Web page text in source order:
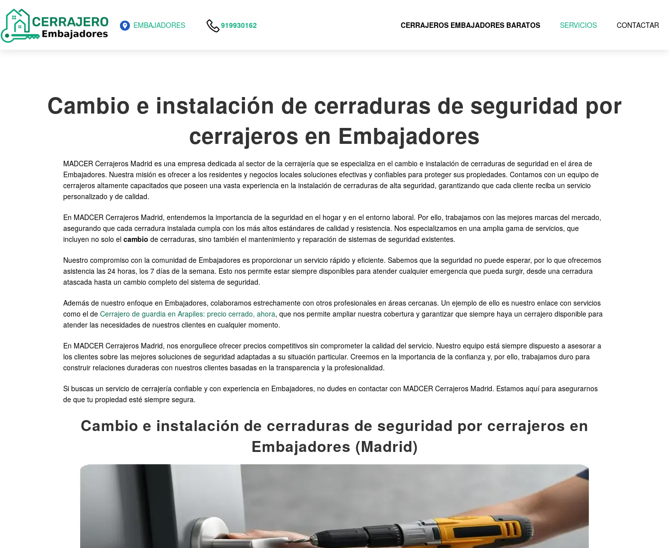
EMBAJADORES 919930162 CERRAJEROS EMBAJADORES BARATOS SERVICIOS CONTACTAR
Cambio e instalación de cerraduras de seguridad por
cerrajeros en Embajadores
MADCER Cerrajeros Madrid es una empresa dedicada al sector de la cerrajería que se especializa en el cambio e instalación de cerraduras de seguridad en el área de
Embajadores. Nuestra misión es ofrecer a los residentes y negocios locales soluciones efectivas y confiables para proteger sus propiedades. Contamos con un equipo de
cerrajeros altamente capacitados que poseen una vasta experiencia en la instalación de cerraduras de alta seguridad, garantizando que cada cliente reciba un servicio
personalizado y de calidad.
En MADCER Cerrajeros Madrid, entendemos la importancia de la seguridad en el hogar y en el entorno laboral. Por ello, trabajamos con las mejores marcas del mercado,
asegurando que cada cerradura instalada cumpla con los más altos estándares de calidad y resistencia. Nos especializamos en una amplia gama de servicios, que
incluyen no solo el cambio de cerraduras, sino también el mantenimiento y reparación de sistemas de seguridad existentes.
Nuestro compromiso con la comunidad de Embajadores es proporcionar un servicio rápido y eficiente. Sabemos que la seguridad no puede esperar, por lo que ofrecemos
asistencia las 24 horas, los 7 días de la semana. Esto nos permite estar siempre disponibles para atender cualquier emergencia que pueda surgir, desde una cerradura
atascada hasta un cambio completo del sistema de seguridad.
Además de nuestro enfoque en Embajadores, colaboramos estrechamente con otros profesionales en áreas cercanas. Un ejemplo de ello es nuestro enlace con servicios
como el de Cerrajero de guardia en Arapiles: precio cerrado, ahora, que nos permite ampliar nuestra cobertura y garantizar que siempre haya un cerrajero disponible para
atender las necesidades de nuestros clientes en cualquier momento.
En MADCER Cerrajeros Madrid, nos enorgullece ofrecer precios competitivos sin comprometer la calidad del servicio. Nuestro equipo está siempre dispuesto a asesorar a
los clientes sobre las mejores soluciones de seguridad adaptadas a su situación particular. Creemos en la importancia de la confianza y, por ello, trabajamos duro para
construir relaciones duraderas con nuestros clientes basadas en la transparencia y la profesionalidad.
Si buscas un servicio de cerrajería confiable y con experiencia en Embajadores, no dudes en contactar con MADCER Cerrajeros Madrid. Estamos aquí para asegurarnos
de que tu propiedad esté siempre segura.
Cambio e instalación de cerraduras de seguridad por cerrajeros en
Embajadores (Madrid)